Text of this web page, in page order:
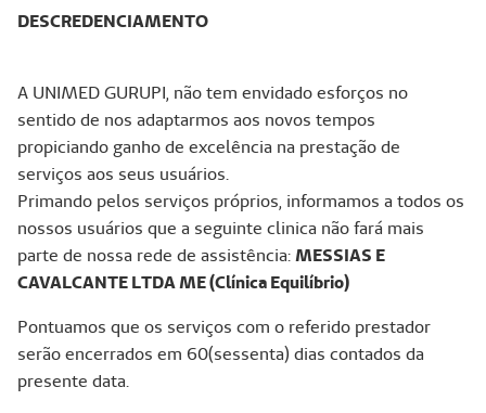
DESCREDENCIAMENTO
A UNIMED GURUPI, não tem envidado esforços no
sentido de nos adaptarmos aos novos tempos
propiciando ganho de excelência na prestação de
serviços aos seus usuários.
Primando pelos serviços próprios, informamos a todos os
nossos usuários que a seguinte clinica não fará mais
parte de nossa rede de assistência:MESSIAS E
CAVALCANTE LTDA ME (Clínica Equilíbrio)
Pontuamos que os serviços com o referido prestador
serão encerrados em 60(sessenta) dias contados da
presente data.